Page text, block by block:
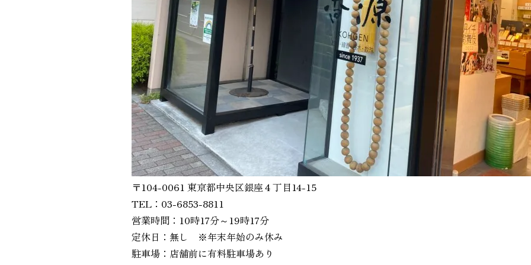
〒104-0061 東京都中央区銀座４丁目14-15
TEL：03-6853-8811
営業時間：10時17分～19時17分
定休日：無し ※年末年始のみ休み
駐車場：店舗前に有料駐車場あり